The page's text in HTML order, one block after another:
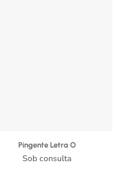
Pingente Letra O
Sob consulta